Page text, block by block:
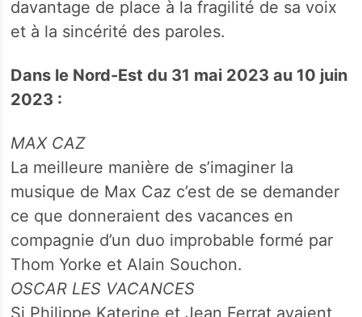
davantage de place à la fragilité de sa voix
et à la sincérité des paroles.
Dans le Nord-Est du 31 mai 2023 au 10 juin
2023 :
MAX CAZ
La meilleure manière de s’imaginer la
musique de Max Caz c’est de se demander
ce que donneraient des vacances en
compagnie d’un duo improbable formé par
Thom Yorke et Alain Souchon.
OSCAR LES VACANCES
Si Philippe Katerine et Jean Ferrat avaient